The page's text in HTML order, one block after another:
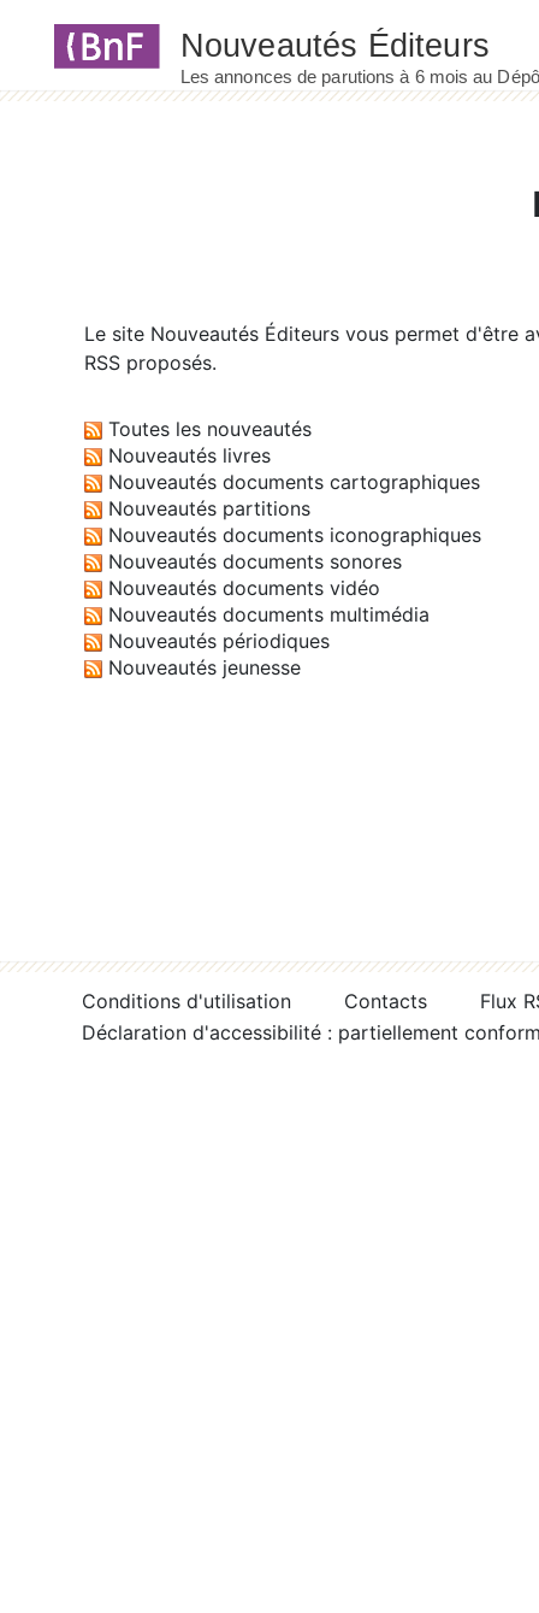
Le site Nouveautés Éditeurs vous permet d'être
RSS proposés.
Toutes les nouveautés
Nouveautés livres
Nouveautés documents cartographiques
Nouveautés partitions
Nouveautés documents iconographiques
Nouveautés documents sonores
Nouveautés documents vidéo
Nouveautés documents multimédia
Nouveautés périodiques
Nouveautés jeunesse
Conditions d'utilisation Contacts
Flux
Déclaration d'accessibilité : partiellement